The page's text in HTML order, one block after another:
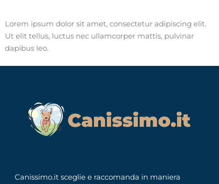
Lorem ipsum dolor sit amet, consectetur adipiscing elit.
Ut elit tellus, luctus nec ullamcorper mattis, pulvinar
dapibus leo.
Canissimo.it sceglie e raccomanda in maniera